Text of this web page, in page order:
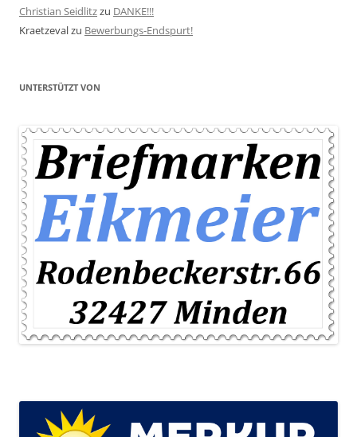
Christian Seidlitzzu DANKE!!!
Kraetzevalzu Bewerbungs-Endspurt!
UNTERSTÜTZT VON